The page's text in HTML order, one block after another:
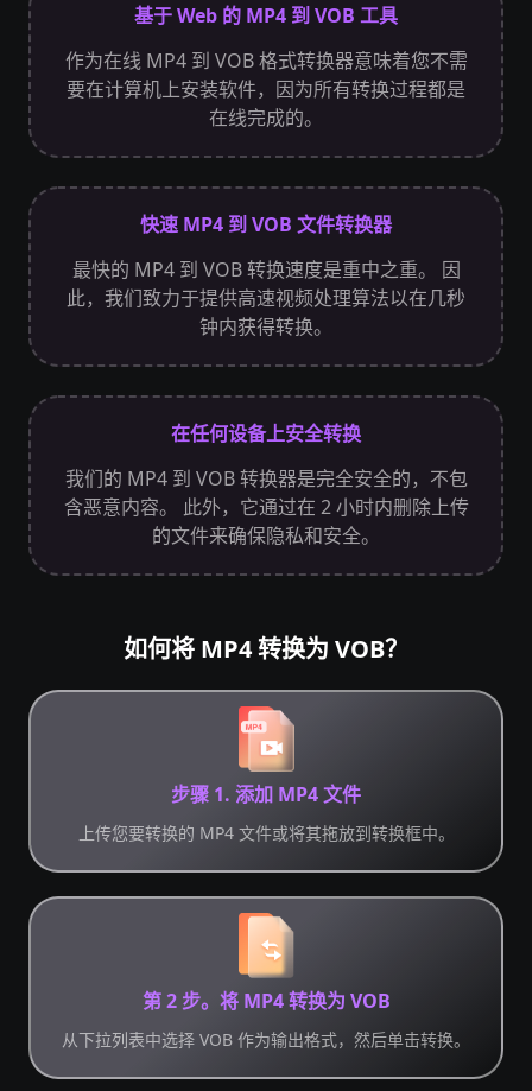
基于 Web 的 MP4 到 VOB 工具
作为在线 MP4 到 VOB 格式转换器意味着您不需
要在计算机上安装软件，因为所有转换过程都是
在线完成的。
快速 MP4 到 VOB 文件转换器
最快的 MP4 到 VOB 转换速度是重中之重。 因
此，我们致力于提供高速视频处理算法以在几秒
钟内获得转换。
在任何设备上安全转换
我们的 MP4 到 VOB 转换器是完全安全的，不包
含恶意内容。 此外，它通过在 2 小时内删除上传
的文件来确保隐私和安全。
如何将 MP4 转换为 VOB？
步骤 1. 添加 MP4 文件
上传您要转换的 MP4 文件或将其拖放到转换框中。
第 2 步。将 MP4 转换为 VOB
从下拉列表中选择 VOB 作为输出格式，然后单击转换。